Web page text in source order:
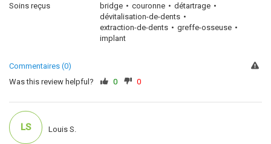
Soins reçus
bridge couronne
détartrage
dévitalisation-de-dents
extraction-de-dents
greffe-osseuse
implant
Commentaires (0)
Was this review helpful?
0 0
LS Louis S.